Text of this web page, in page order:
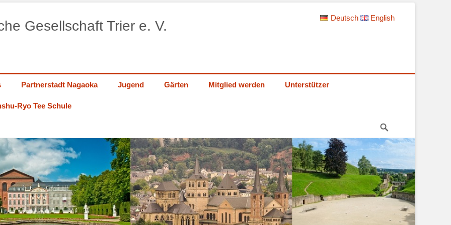
Gesellschaft Trier e. V.
Deutsch English
Partnerstadt Nagaoka Jugend Gärten Mitglied werden Unterstützer
Ryo Tee Schule